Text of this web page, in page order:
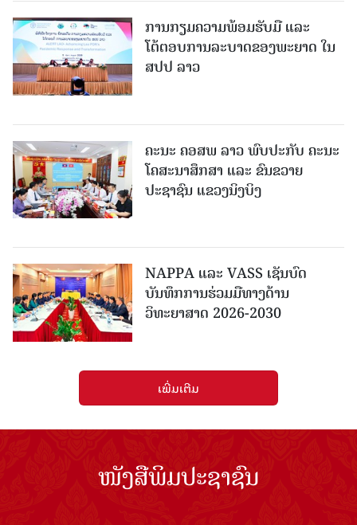
ການກຽມຄວາມພ້ອມຮັບມື ແລະ
ໂຕ້ຕອບການລະບາດຂອງພະຍາດ ໃນ
ສປປ ລາວ
ຄະນະ ຄອສພ ລາວ ພົບປະກັບ ຄະນະ
ໂຄສະນາສຶກສາ ແລະ ຂົນຂວາຍ
ປະຊາຊົນ ແຂວງນິງບິງ
NAPPA ແລະ VASS ເຊັນບົດ
ບັນທຶກການຮ່ວມມືທາງດ້ານ
ວິທະຍາສາດ 2026-2030
ເພີ່ມເຕີມ
ໜັງສືພິມປະຊາຊົນ